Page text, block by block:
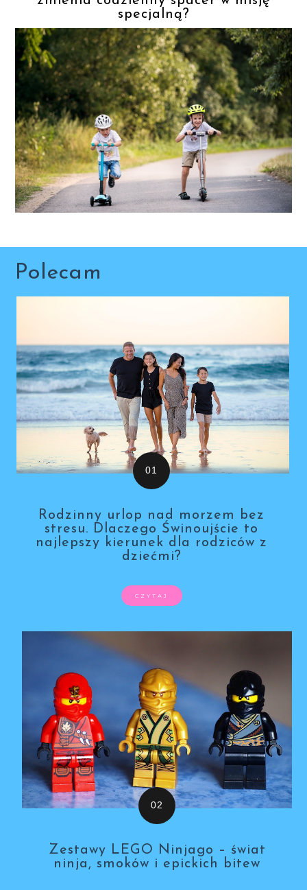
specjalną?
Polecam
Rodzinny urlop nad morzem bez
stresu. Dlaczego Świnoujście to
najlepszy kierunek dla rodziców z
dziećmi?
CZYTAJ
Zestawy LEGO Ninjago – świat
ninja, smoków i epickich bitew